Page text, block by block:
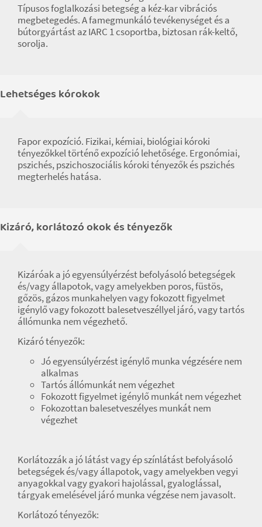
Típusos foglalkozási betegség a kéz-kar vibrációs
megbetegedés. A famegmunkáló tevékenységet és a
bútorgyártást az IARC 1 csoportba, biztosan rák-keltő,
sorolja.
Lehetséges kórokok
Fapor expozíció. Fizikai, kémiai, biológiai kóroki
tényezőkkel történő expozíció lehetősége. Ergonómiai,
pszichés, pszichoszociális kóroki tényezők és pszichés
megterhelés hatása.
Kizáró, korlátozó okok és tényezők
Kizáróak a jó egyensúlyérzést befolyásoló betegségek
és/vagy állapotok, vagy amelyekben poros, füstös,
gőzös, gázos munkahelyen vagy fokozott figyelmet
igénylő vagy fokozott balesetveszéllyel járó, vagy tartós
állómunka nem végezhető.
Kizáró tényezők:
Jó egyensúlyérzést igénylő munka végzésére nem
alkalmas
Tartós állómunkát nem végezhet
Fokozott figyelmet igénylő munkát nem végezhet
Fokozottan balesetveszélyes munkát nem
végezhet
Korlátozzák a jó látást vagy ép színlátást befolyásoló
betegségek és/vagy állapotok, vagy amelyekben vegyi
anyagokkal vagy gyakori hajolással, gyaloglással,
tárgyak emelésével járó munka végzése nem javasolt.
Korlátozó tényezők: